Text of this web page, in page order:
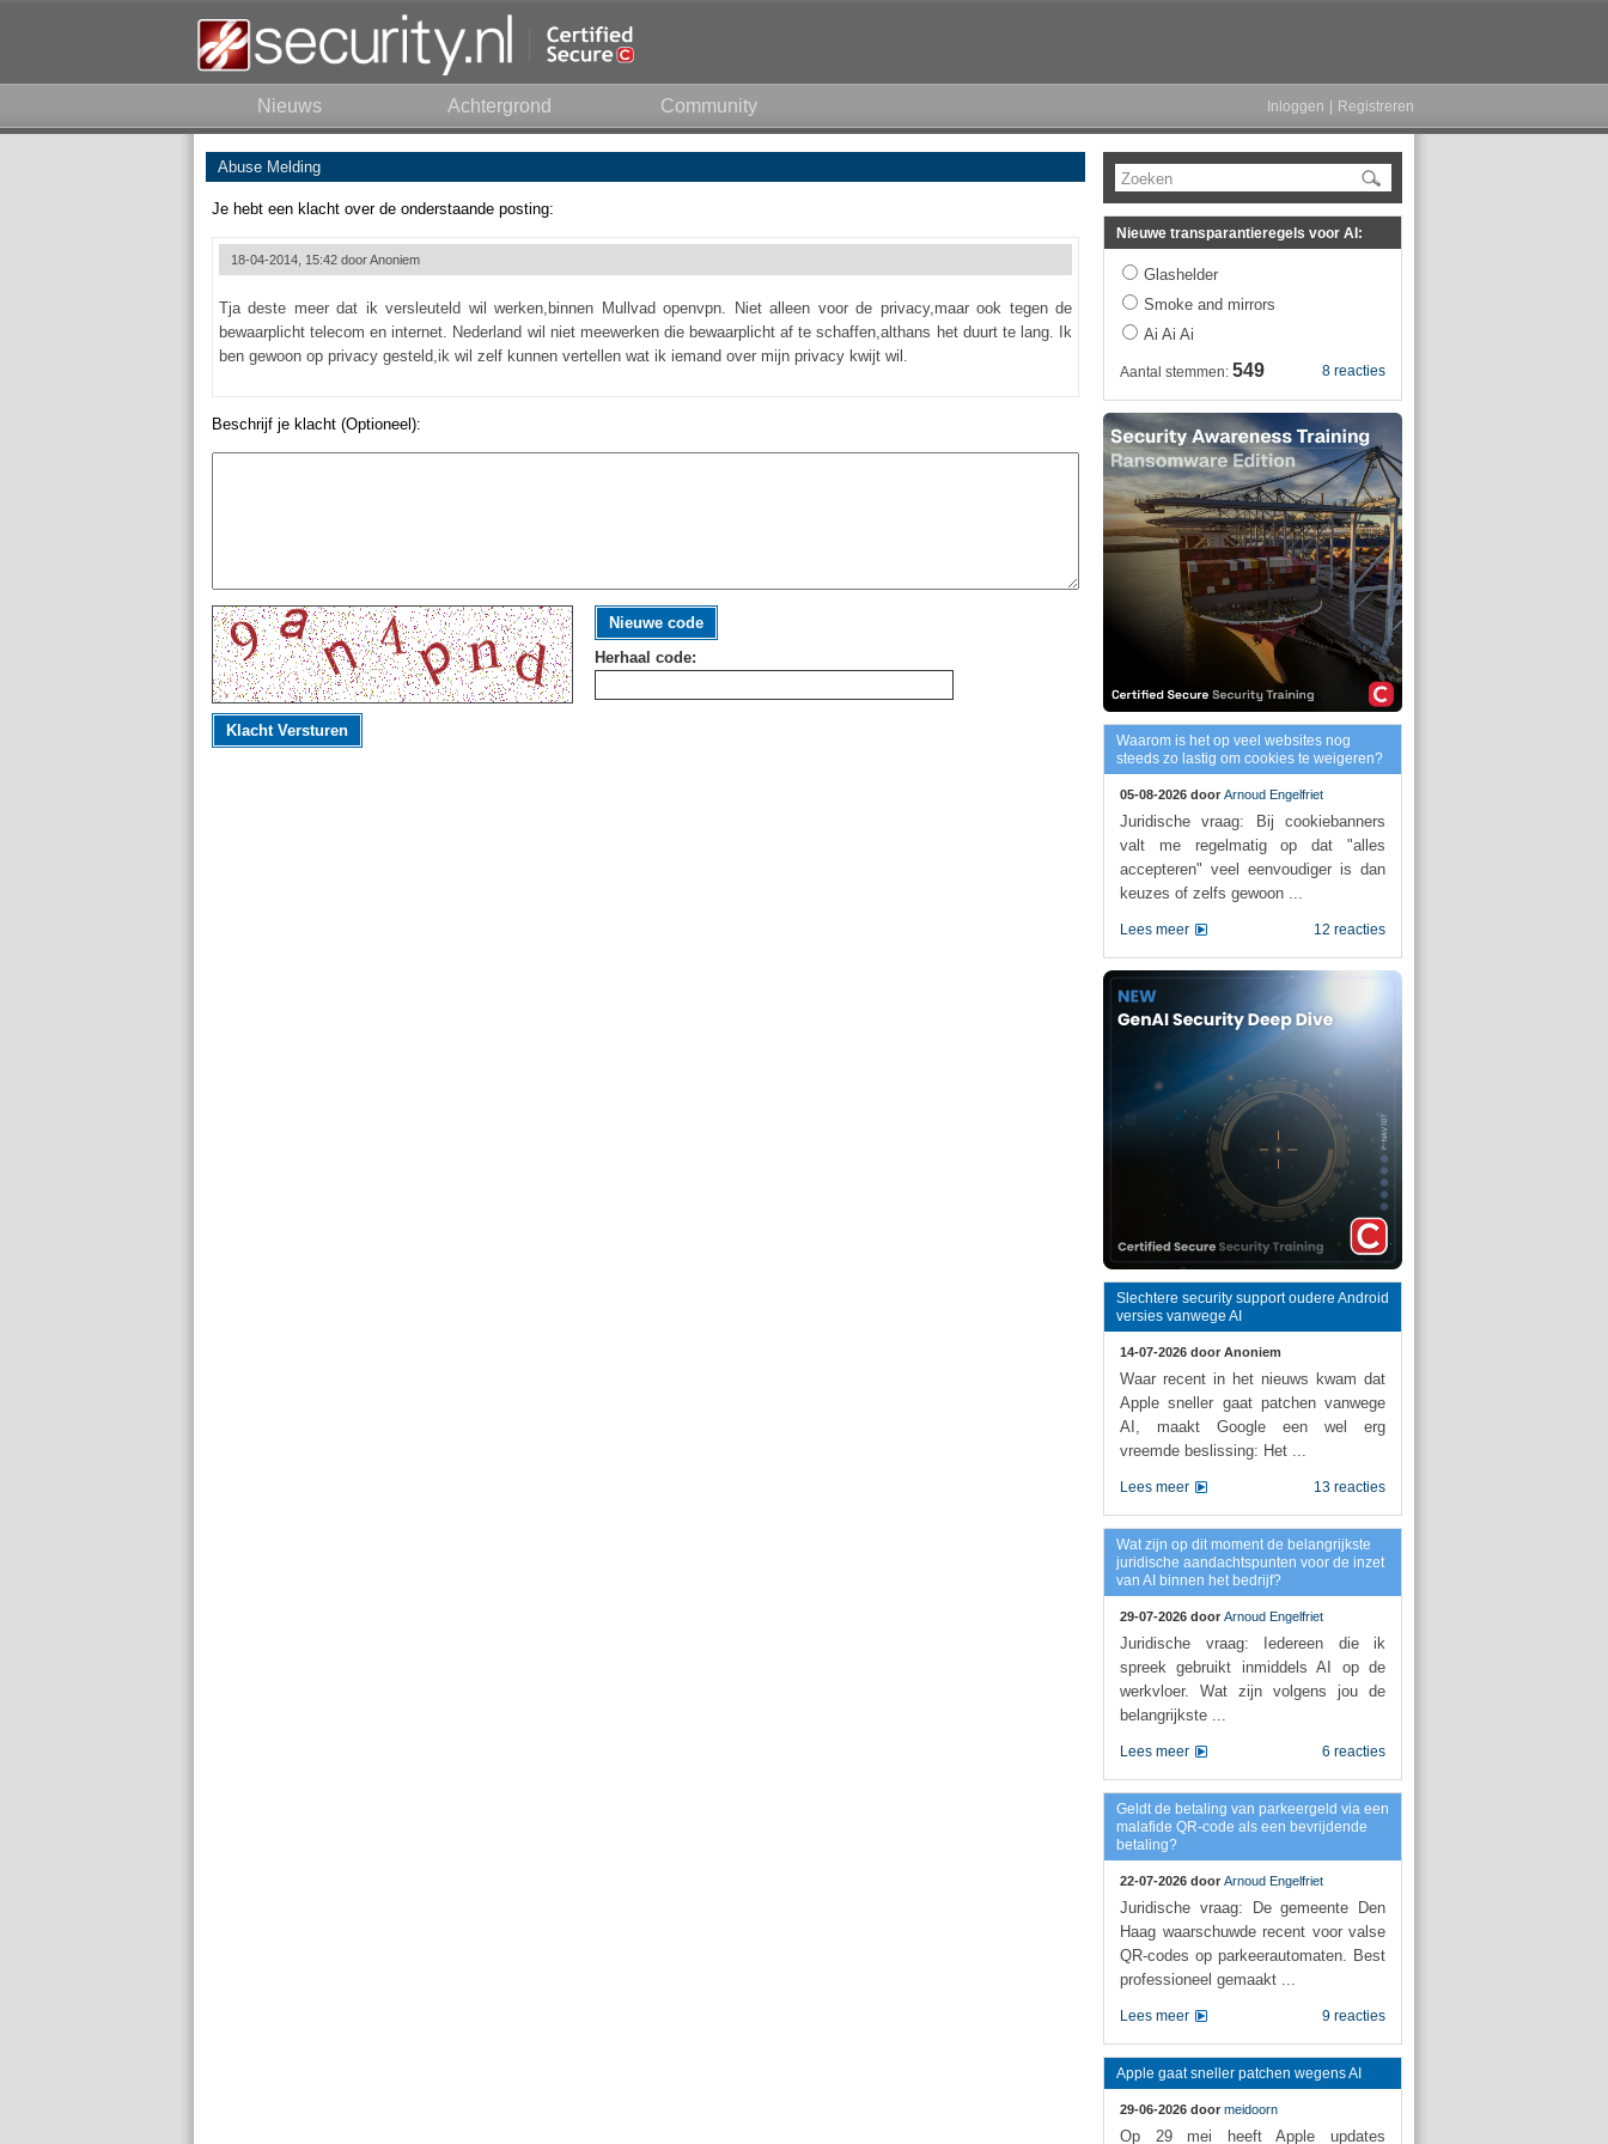
Nieuws Achtergrond Community Inloggen Registreren
Abuse Melding
Je hebt een klacht over de onderstaande posting:
18-04-2014, 15:42 doorAnoniem
Tja deste meer dat ik versleuteld wil werken,binnen Mullvad openvpn. Niet alleen voor de privacy,maar ook tegen de
bewaarplicht telecom en internet. Nederland wil niet meewerken die bewaarplicht af te schaffen,althans het duurt te lang. Ik
ben gewoon op privacy gesteld,ik wil zelf kunnen vertellen wat ik iemand over mijn privacy kwijt wil.
Beschrijf je klacht (Optioneel):
Nieuwe code
Herhaal code:
Klacht Versturen
Zoeken
Nieuwe transparantieregels voor AI:
Glashelder
Smoke and mirrors
Ai Ai Ai
8 reacties
Aantal stemmen: 549
Waarom is het op veel websites nog
steeds zo lastig om cookies te weigeren?
05-08-2026 door Arnoud Engelfriet
Juridische vraag: Bij cookiebanners
valt me regelmatig op dat "alles
accepteren" veel eenvoudiger is dan
keuzes of zelfs gewoon ...
12 reacties
Lees meer
Slechtere security support oudere Android
versies vanwege AI
14-07-2026 door Anoniem
Waar recent in het nieuws kwam dat
Apple sneller gaat patchen vanwege
AI, maakt Google een wel erg
vreemde beslissing: Het ...
13 reacties
Lees meer
Wat zijn op dit moment de belangrijkste
juridische aandachtspunten voor de inzet
van AI binnen het bedrijf?
29-07-2026 door Arnoud Engelfriet
Juridische vraag: Iedereen die ik
spreek gebruikt inmiddels AI op de
werkvloer. Wat zijn volgens jou de
belangrijkste ...
6 reacties
Lees meer
Geldt de betaling van parkeergeld via een
malafide QR-code als een bevrijdende
betaling?
22-07-2026 door Arnoud Engelfriet
Juridische vraag: De gemeente Den
Haag waarschuwde recent voor valse
QR-codes op parkeerautomaten. Best
professioneel gemaakt ...
9 reacties
Lees meer
Apple gaat sneller patchen wegens AI
29-06-2026 door meidoorn
Op 29 mei heeft Apple updates